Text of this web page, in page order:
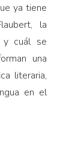
ya tiene
la
y cuál se
una
literaria,
en el